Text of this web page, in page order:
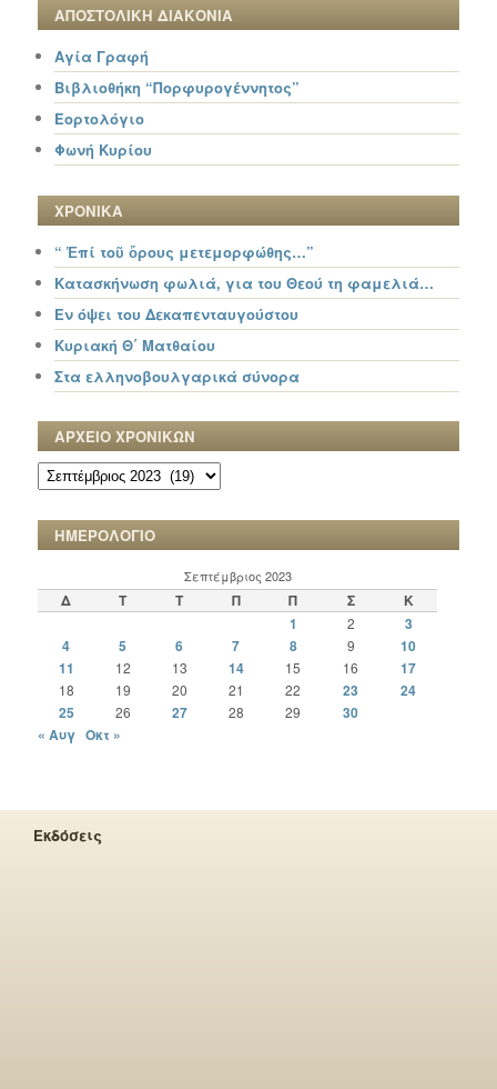
ΑΠΟΣΤΟΛΙΚΗ ΔΙΑΚΟΝΙΑ
Αγία Γραφή
Βιβλιοθήκη “Πορφυρογέννητος”
Εορτολόγιο
Φωνή Κυρίου
ΧΡΟΝΙΚΑ
“ Ἐπί τοῦ ὄρους μετεμορφώθης…”
Κατασκήνωση φωλιά, για του Θεού τη φαμελιά…
Εν όψει του Δεκαπενταυγούστου
Κυριακή Θ΄ Ματθαίου
Στα ελληνοβουλγαρικά σύνορα
ΑΡΧΕΙΟ ΧΡΟΝΙΚΩΝ
ΑΡΧΕΙΟ
ΧΡΟΝΙΚΩΝ
ΗΜΕΡΟΛΟΓΙΟ
Σεπτέμβριος 2023
Δ Τ Τ Π Π Σ
Κ
1
2
3
4
5 6 7 8 9
10
11
12 13 14 15 16 17
18 19 20 21 22 23
24
25
26 27 28 29
30
« Αυγ Οκτ »
Εκδόσεις